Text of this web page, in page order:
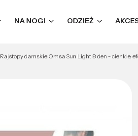
NA NOGI ODZIEŻ
Rajstopy damskie Omsa Sun Light 8 den - cienkie,